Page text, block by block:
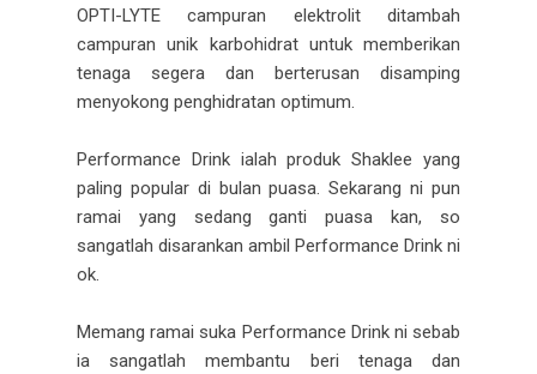
OPTI-LYTE campuran elektrolit ditambah
campuran unik karbohidrat untuk memberikan
tenaga segera dan berterusan disamping
menyokong penghidratan optimum.
Performance Drink ialah produk Shaklee yang
paling popular di bulan puasa. Sekarang ni pun
ramai yang sedang ganti puasa kan, so
sangatlah disarankan ambil Performance Drink ni
ok.
Memang ramai suka Performance Drink ni sebab
ia sangatlah membantu beri tenaga dan